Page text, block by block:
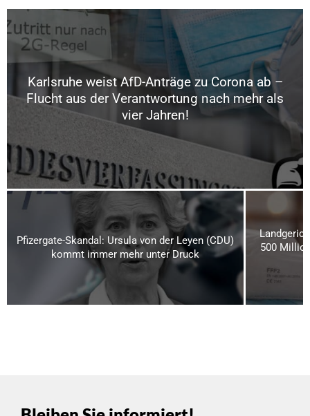
Karlsruhe weist AfD-Anträge zu Corona ab –
Flucht aus der Verantwortung nach mehr als
vier Jahren!
Pfizergate-Skandal: Ursula von der Leyen (CDU)
kommt immer mehr unter Druck
500